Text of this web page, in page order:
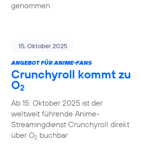
genommen
15. Oktober 2025
ANGEBOT FÜR ANIME-FANS
Crunchyroll kommt zu
O2
Ab 15. Oktober 2025 ist der
weltweit führende Anime-
Streamingdienst Crunchyroll direkt
über O2buchbar